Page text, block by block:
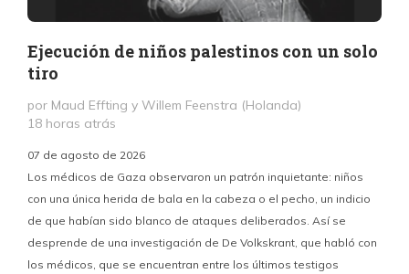
Ejecución de niños palestinos con un solo
tiro
por Maud Effting y Willem Feenstra (Holanda)
18 horas atrás
07 de agosto de 2026
Los médicos de Gaza observaron un patrón inquietante: niños
con una única herida de bala en la cabeza o el pecho, un indicio
de que habían sido blanco de ataques deliberados. Así se
desprende de una investigación de De Volkskrant, que habló con
los médicos, que se encuentran entre los últimos testigos